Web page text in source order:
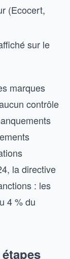
(Ecocert,
sur le
marques
contrôle
la directive
: les
4 % du